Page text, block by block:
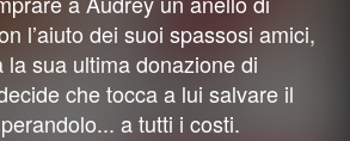
l’aiuto dei suoi spassosi amici,
la sua ultima donazione di
che tocca a lui salvare il
a tutti i costi.